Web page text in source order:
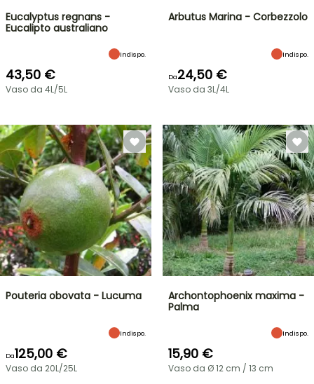
Eucalyptus regnans -
Eucalipto australiano
Indispo.
43,50 €
Vaso da 4L/5L
Arbutus Marina - Corbezzolo
Indispo.
Da24,50 €
Vaso da 3L/4L
Pouteria obovata - Lucuma
Indispo.
Da125,00 €
Vaso da 20L/25L
Archontophoenix maxima -
Palma
Indispo.
15,90 €
Vaso da Ø 12 cm / 13 cm